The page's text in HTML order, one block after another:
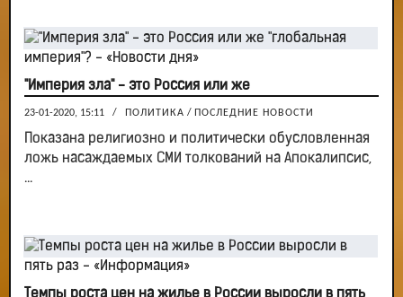
"Империя зла" - это Россия или же
23-01-2020, 15:11 / ПОЛИТИКА / ПОСЛЕДНИЕ НОВОСТИ
Показана религиозно и политически обусловленная
ложь насаждаемых СМИ толкований на Апокалипсис,
...